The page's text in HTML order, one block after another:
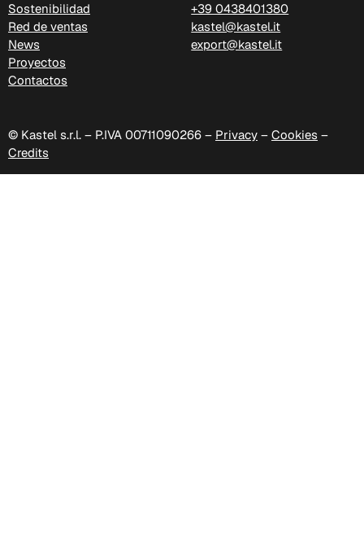
Sostenibilidad
Red de ventas
News
Proyectos
Contactos
+39 0438401380
kastel@kastel.it
export@kastel.it
© Kastel s.r.l. – P.IVA 00711090266 – Privacy – Cookies –
Credits